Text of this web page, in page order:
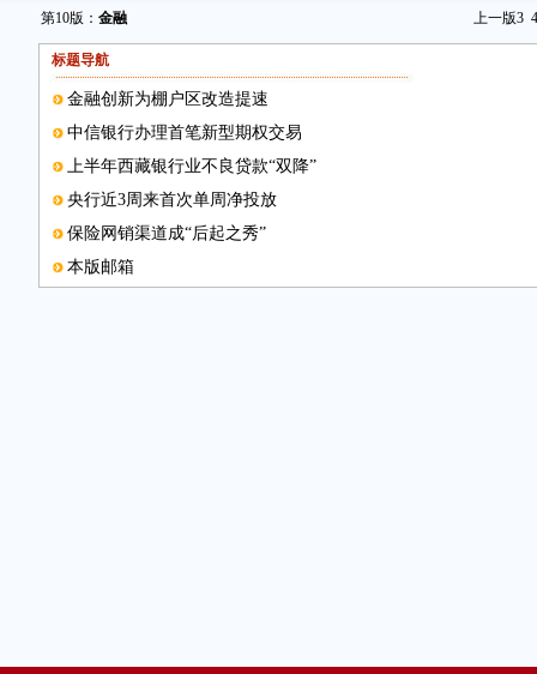
第10版： 金融 上一版3 4
标题导航
金融创新为棚户区改造提速
中信银行办理首笔新型期权交易
上半年西藏银行业不良贷款“双降”
央行近3周来首次单周净投放
保险网销渠道成“后起之秀”
本版邮箱